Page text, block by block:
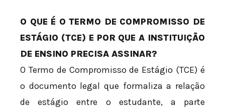
O QUE É O TERMO DE COMPROMISSO DE
ESTÁGIO (TCE) E POR QUE A INSTITUIÇÃO
DE ENSINO PRECISA ASSINAR?
O Termo de Compromisso de Estágio (TCE) é
o documento legal que formaliza a relação
de estágio entre o estudante, a parte